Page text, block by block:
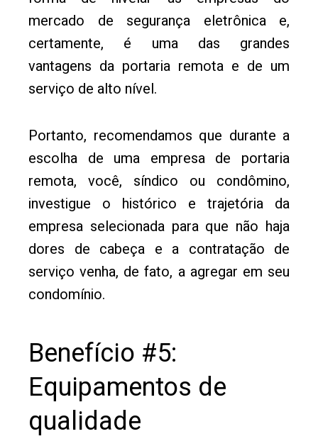
mercado de segurança eletrônica e,
certamente, é uma das grandes
vantagens da portaria remota e de um
serviço de alto nível.
Portanto, recomendamos que durante a
escolha de uma empresa de portaria
remota, você, síndico ou condômino,
investigue o histórico e trajetória da
empresa selecionada para que não haja
dores de cabeça e a contratação de
serviço venha, de fato, a agregar em seu
condomínio.
Benefício #5:
Equipamentos de
qualidade